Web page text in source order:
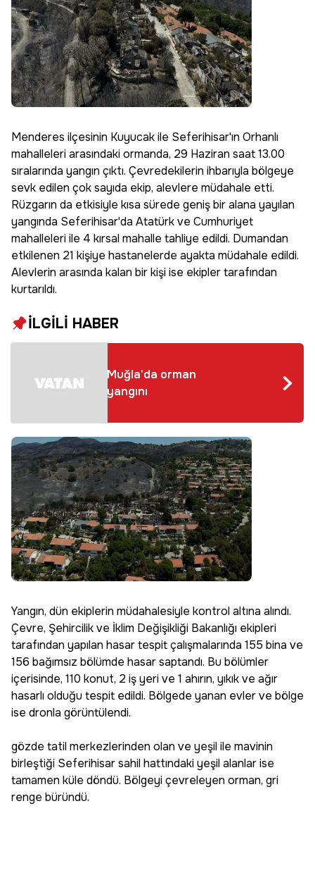
Menderes ilçesinin Kuyucak ile Seferihisar'ın Orhanlı
mahalleleri arasındaki ormanda, 29 Haziran saat 13.00
sıralarında yangın çıktı. Çevredekilerin ihbarıyla bölgeye
sevk edilen çok sayıda ekip, alevlere müdahale etti.
Rüzgarın da etkisiyle kısa sürede geniş bir alana yayılan
yangında Seferihisar'da Atatürk ve Cumhuriyet
mahalleleri ile 4 kırsal mahalle tahliye edildi. Dumandan
etkilenen 21 kişiye hastanelerde ayakta müdahale edildi.
Alevlerin arasında kalan bir kişi ise ekipler tarafından
kurtarıldı.
İLGİLİ HABER
Muğla'da orman
yangını
Yangın, dün ekiplerin müdahalesiyle kontrol altına alındı.
Çevre, Şehircilik ve İklim Değişikliği Bakanlığı ekipleri
tarafından yapılan hasar tespit çalışmalarında 155 bina ve
156 bağımsız bölümde hasar saptandı. Bu bölümler
içerisinde, 110 konut, 2 iş yeri ve 1 ahırın, yıkık ve ağır
hasarlı olduğu tespit edildi. Bölgede yanan evler ve bölge
ise dronla görüntülendi.
gözde tatil merkezlerinden olan ve yeşil ile mavinin
birleştiği Seferihisar sahil hattındaki yeşil alanlar ise
tamamen küle döndü. Bölgeyi çevreleyen orman, gri
renge büründü.